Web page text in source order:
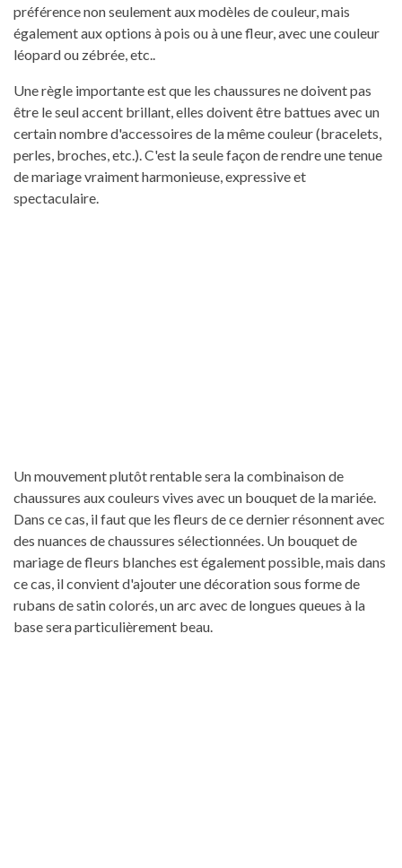
préférence non seulement aux modèles de couleur, mais
également aux options à pois ou à une fleur, avec une couleur
léopard ou zébrée, etc..
Une règle importante est que les chaussures ne doivent pas
être le seul accent brillant, elles doivent être battues avec un
certain nombre d'accessoires de la même couleur (bracelets,
perles, broches, etc.). C'est la seule façon de rendre une tenue
de mariage vraiment harmonieuse, expressive et
spectaculaire.
Un mouvement plutôt rentable sera la combinaison de
chaussures aux couleurs vives avec un bouquet de la mariée.
Dans ce cas, il faut que les fleurs de ce dernier résonnent avec
des nuances de chaussures sélectionnées. Un bouquet de
mariage de fleurs blanches est également possible, mais dans
ce cas, il convient d'ajouter une décoration sous forme de
rubans de satin colorés, un arc avec de longues queues à la
base sera particulièrement beau.